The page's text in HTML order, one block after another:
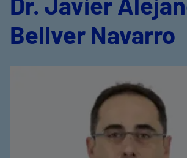
Dr. Javier
Bellver Navarro